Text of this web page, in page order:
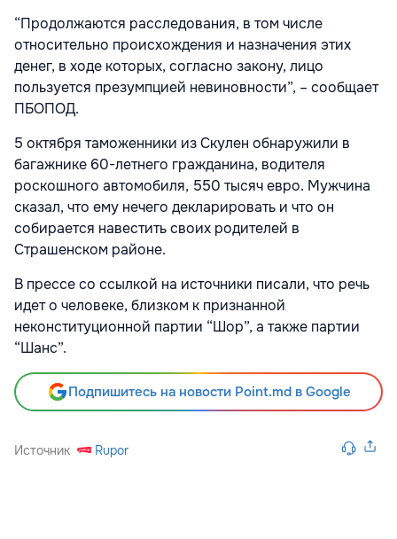
“Продолжаются расследования, в том числе
относительно происхождения и назначения этих
денег, в ходе которых, согласно закону, лицо
пользуется презумпцией невиновности”, – сообщает
ПБОПОД.
5 октября таможенники из Скулен обнаружили в
багажнике 60-летнего гражданина, водителя
роскошного автомобиля, 550 тысяч евро. Мужчина
сказал, что ему нечего декларировать и что он
собирается навестить своих родителей в
Страшенском районе.
В прессе со ссылкой на источники писали, что речь
идет о человеке, близком к признанной
неконституционной партии “Шор”, а также партии
“Шанс”.
Подпишитесь на новости Point.md в Google
Источник Rupor